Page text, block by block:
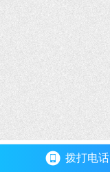
拨打电话